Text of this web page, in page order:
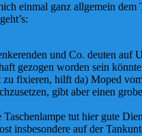
einmal ganz allgemein
und Co. deuten auf
gezogen worden sein
fixieren, hilft da) Moped
gibt aber einen
tut hier gute
insbesondere auf der